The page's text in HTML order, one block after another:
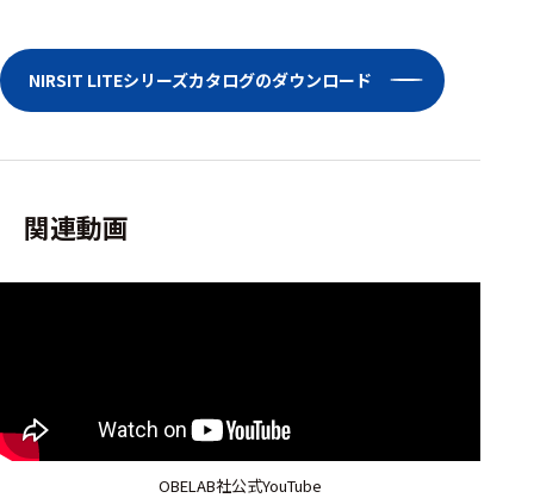
NIRSIT LITEシリーズカタログのダウンロード
関連動画
OBELAB社公式YouTube